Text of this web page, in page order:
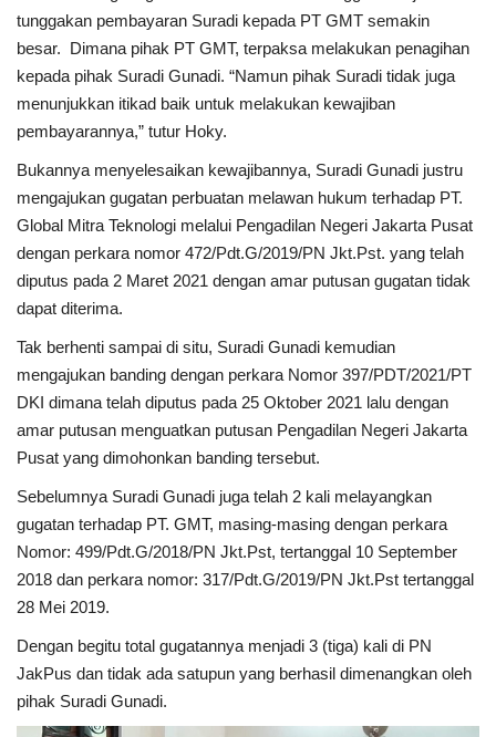
tunggakan pembayaran Suradi kepada PT GMT semakin
besar. Dimana pihak PT GMT, terpaksa melakukan penagihan
kepada pihak Suradi Gunadi. “Namun pihak Suradi tidak juga
menunjukkan itikad baik untuk melakukan kewajiban
pembayarannya,” tutur Hoky.
Bukannya menyelesaikan kewajibannya, Suradi Gunadi justru
mengajukan gugatan perbuatan melawan hukum terhadap PT.
Global Mitra Teknologi melalui Pengadilan Negeri Jakarta Pusat
dengan perkara nomor 472/Pdt.G/2019/PN Jkt.Pst. yang telah
diputus pada 2 Maret 2021 dengan amar putusan gugatan tidak
dapat diterima.
Tak berhenti sampai di situ, Suradi Gunadi kemudian
mengajukan banding dengan perkara Nomor 397/PDT/2021/PT
DKI dimana telah diputus pada 25 Oktober 2021 lalu dengan
amar putusan menguatkan putusan Pengadilan Negeri Jakarta
Pusat yang dimohonkan banding tersebut.
Sebelumnya Suradi Gunadi juga telah 2 kali melayangkan
gugatan terhadap PT. GMT, masing-masing dengan perkara
Nomor: 499/Pdt.G/2018/PN Jkt.Pst, tertanggal 10 September
2018 dan perkara nomor: 317/Pdt.G/2019/PN Jkt.Pst tertanggal
28 Mei 2019.
Dengan begitu total gugatannya menjadi 3 (tiga) kali di PN
JakPus dan tidak ada satupun yang berhasil dimenangkan oleh
pihak Suradi Gunadi.